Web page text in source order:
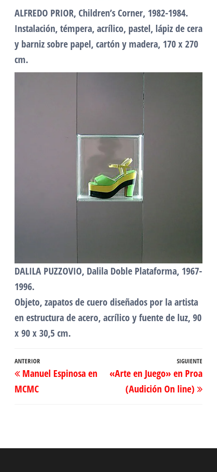
ALFREDO PRIOR, Children’s Corner, 1982-1984.
Instalación, témpera, acrílico, pastel, lápiz de cera
y barniz sobre papel, cartón y madera, 170 x 270
cm.
DALILA PUZZOVIO, Dalila Doble Plataforma, 1967-
1996.
Objeto, zapatos de cuero diseñados por la artista
en estructura de acero, acrílico y fuente de luz, 90
x 90 x 30,5 cm.
Navegación
de
entradas
Entrada
anterior
ANTERIOR
Manuel Espinosa en
MCMC
SIGUIENTE
«Arte en Juego» en Proa
(Audición On line)